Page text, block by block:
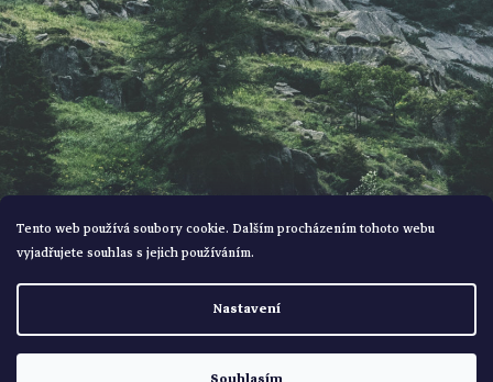
Tento web používá soubory cookie. Dalším procházením tohoto webu
vyjadřujete souhlas s jejich používáním.
Nastavení
Vytvořil Shoptet
Bohemialov. Všechna práva vyhrazena.